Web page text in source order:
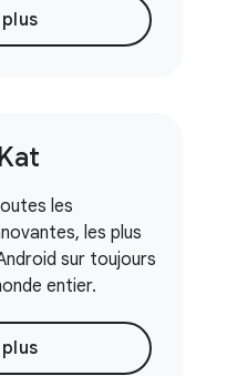
Kat
les
les plus
sur toujours
entier.